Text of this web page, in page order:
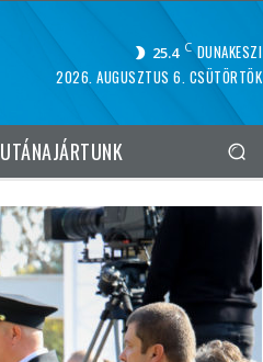
25.4 C DUNAKESZI
2026. AUGUSZTUS 6. CSÜTÖRTÖK
UTÁNAJÁRTUNK